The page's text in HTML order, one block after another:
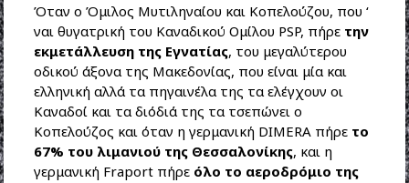
Όταν ο Όμιλος Μυτιληναίου και Κοπελούζου, που ‘
ναι θυγατρική του Καναδικού Ομίλου PSP, πήρε την
εκμετάλλευση της Εγνατίας, του μεγαλύτερου
οδικού άξονα της Μακεδονίας, που είναι μία και
ελληνική αλλά τα πηγαινέλα της τα ελέγχουν οι
Καναδοί και τα διόδιά της τα τσεπώνει ο
Κοπελούζος και όταν η γερμανική DIMERA πήρε το
67% του λιμανιού της Θεσσαλονίκης, και η
γερμανική Fraport πήρε όλο το αεροδρόμιο της